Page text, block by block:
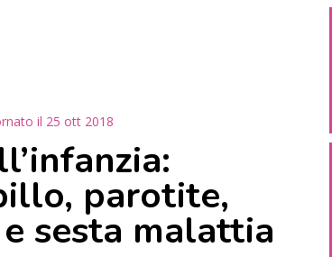
il 25 ott 2018
parotite,
sesta malattia